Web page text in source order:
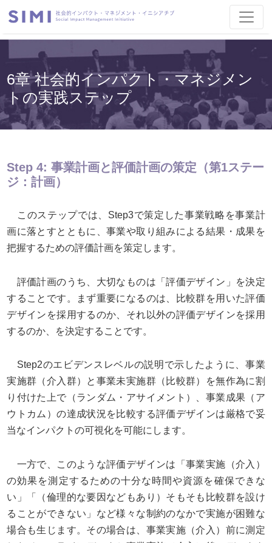
6章 社会的インパクト・マネジメン
トの実践ステップ
Step 4: 事業計画と評価計画の策定 （第1ステー
ジ：計画）
このステップでは、Step3で策定した事業戦略を事業計
画に落とすとともに、事業や取り組みによる結果・成果を
把握するための評価計画を策定します。
評価計画のうち、大切なものは「評価デザイン」を決定
することです。まず重要になるのは、比較群を用いた評価
デザインを採用するのか、それ以外の評価デザインを採用
するのか、を決定することです。
Step2のエビデンスレベルの説明で示したように、事業
実施群（介入群）と事業未実施群（比較群）を無作為に割
り付けた上で（ランダム・アサイメント）、事業成果（ア
ウトカム）の達成状況を比較する評価デザインは厳格で妥
当なインパクトの可視化を可能にします。
一方で、このような評価デザインは「事業実施（介入）
の効果を測定するための十分な時間や資源を確保できな
い」「（倫理的な要因などもあり）そもそも比較群を設け
ることができない」など様々な制約のなかで実施が困難な
場合も生じます。その場合は、事業実施（介入）前に測定